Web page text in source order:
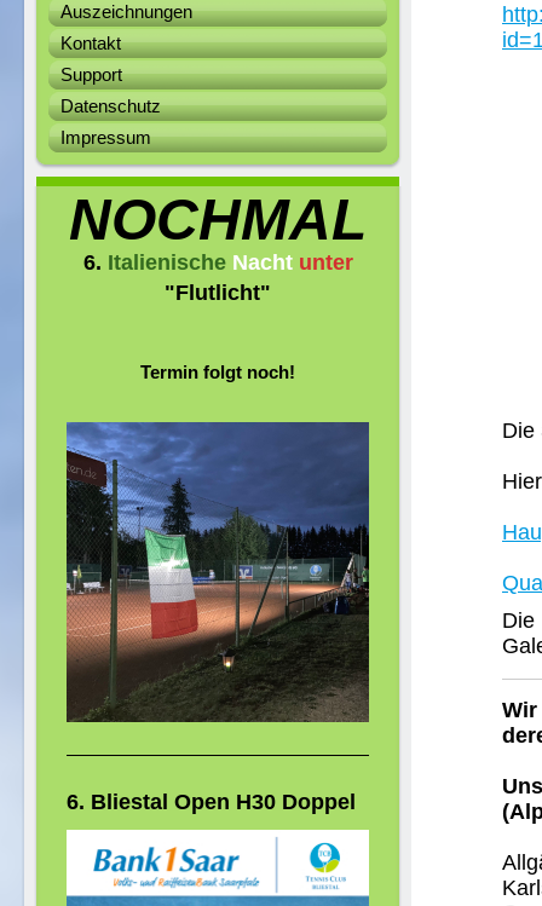
Auszeichnungen
Kontakt
Support
Datenschutz
Impressum
NOCHMAL
6. Italienische Nacht unter
"Flutlicht"
Termin folgt noch!
6. Bliestal Open H30 Doppel
Die
Die
Wir